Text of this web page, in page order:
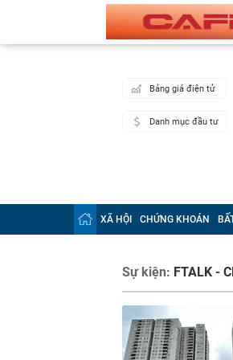
Bảng giá điện tử
Danh mục đầu tư
XÃ HỘI CHỨNG KHOÁN
Sự kiện: FTALK -